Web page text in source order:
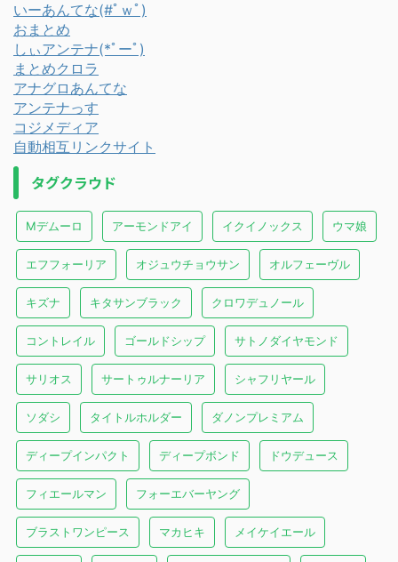
いーあんてな(#ﾟｗﾟ)
おまとめ
しぃアンテナ(*ﾟーﾟ)
まとめクロラ
アナグロあんてな
アンテナっす
コジメディア
自動相互リンクサイト
タグクラウド
Mデムーロ アーモンドアイ イクイノックス ウマ娘
エフフォーリア オジュウチョウサン オルフェーヴル
キズナ キタサンブラック クロワデュノール
コントレイル ゴールドシップ サトノダイヤモンド
サリオス サートゥルナーリア シャフリヤール
ソダシ タイトルホルダー ダノンプレミアム
ディープインパクト ディープボンド ドウデュース
フィエールマン フォーエバーヤング
ブラストワンピース マカヒキ メイケイエール